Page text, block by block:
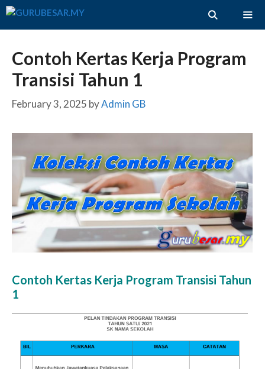
Skip
Contoh Kertas Kerja Program
Transisi Tahun 1
February 3, 2025 byAdmin GB
Contoh Kertas Kerja Program Transisi Tahun
1